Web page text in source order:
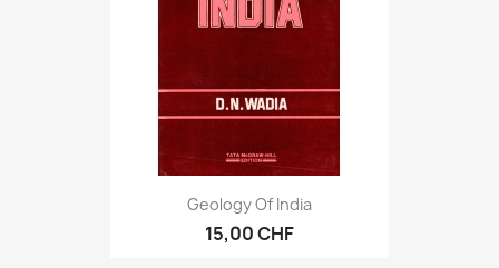
Geology Of India
15,00 CHF